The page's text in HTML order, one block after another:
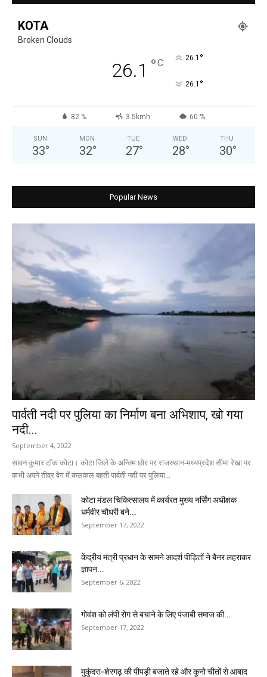
KOTA
Broken Clouds
26.1 °C 26.1 °
26.1 °
82 % 3.5kmh 60 %
SUN
33°
MON
32°
TUE
27°
WED
28°
THU
30°
Popular News
पार्वती नदी पर पुलिया का निर्माण बना अभिशाप, खो गया
नदी...
September 4, 2022
सावन कुमार टॉक कोटा। कोटा जिले के अन्तिम छोर पर राजस्थान-मध्यप्रदेश सीमा रेखा पर
कभी अपने तीव्र वेग में कलकल बहती पार्वती नदी पर पुलिया...
कोटा मंडल चिकित्सालय में कार्यरत मुख्य नर्सिंग अधीक्षक
धर्मवीर चौधरी बने...
September 17, 2022
केंद्रीय मंत्री प्रधान के सामने आदर्श पीड़ितों ने बैनर लहराकर
ज्ञापन...
September 6, 2022
गोवंश को लंपी रोग से बचाने के लिए पंजाबी समाज की...
September 17, 2022
मुकुंदरा-शेरगढ़ की पीपड़ी बजाते रहे और कूनो चीतों से आबाद